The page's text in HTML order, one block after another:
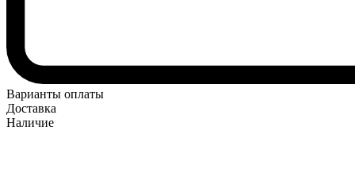
Варианты оплаты
Доставка
Наличие